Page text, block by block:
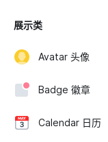
展示类
Avatar 头像
Badge 徽章
Calendar 日历